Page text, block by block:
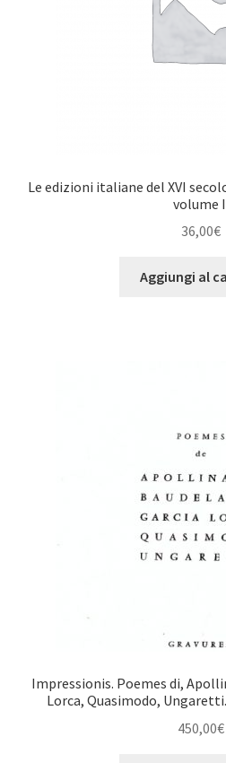
Le edizioni italiane del XVI
volume
36,00€
Aggiungi al
Impressionis. Poemes di,
Lorca, Quasimodo,
450,00€